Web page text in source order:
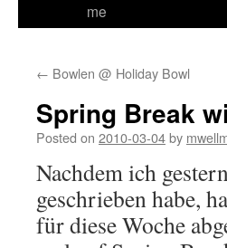
me
← Bowlen @ Holiday Bowl
Spring Break
Posted on 2010-03-04by
Nachdem ich
geschrieben habe,
für diese Woche